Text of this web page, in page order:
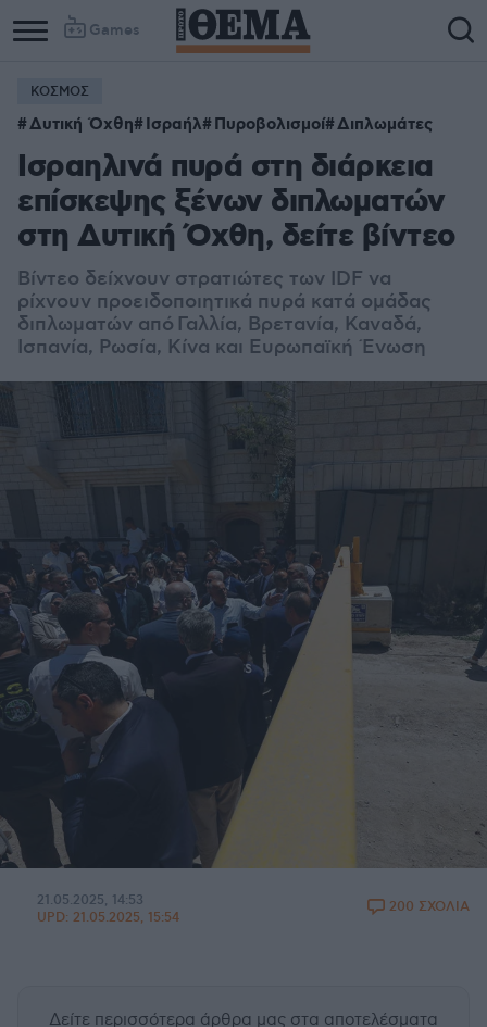
Games
ΚΟΣΜΟΣ
Δυτική Όχθη Ισραήλ Πυροβολισμοί Διπλωμάτες
Ισραηλινά πυρά στη διάρκεια
επίσκεψης ξένων διπλωματών
στη Δυτική Όχθη, δείτε βίντεο
Βίντεο δείχνουν στρατιώτες των IDF να
ρίχνουν προειδοποιητικά πυρά κατά ομάδας
διπλωματών από Γαλλία, Βρετανία, Καναδά,
Ισπανία, Ρωσία, Κίνα και Ευρωπαϊκή Ένωση
21.05.2025, 14:53
UPD: 21.05.2025, 15:54
200 ΣΧΟΛΙΑ
Δείτε περισσότερα άρθρα μας στα αποτελέσματα